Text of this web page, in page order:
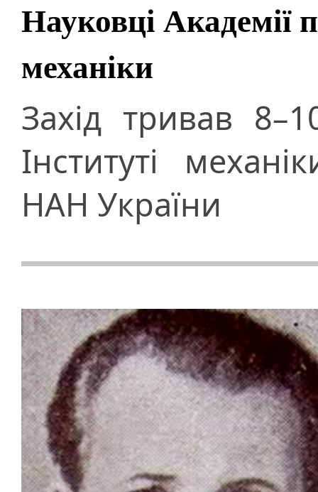
Науковці Академії
механіки
Захід тривав
Інституті
НАН України